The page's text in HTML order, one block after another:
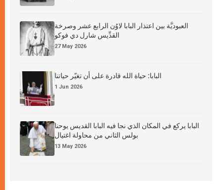
العبوديَّة بين اعتذار البابا لاوُن الرابع عشر وصرخة
القدِّيس شارل دي فوكو
27 May 2026
البابا: حياة الله قادرة على أن تغيّر حياتنا
1 Jun 2026
البابا يركع في المكان الذي نجا فيه البابا القديس يوحنا
بولس الثاني من محاولة اغتيال
13 May 2026